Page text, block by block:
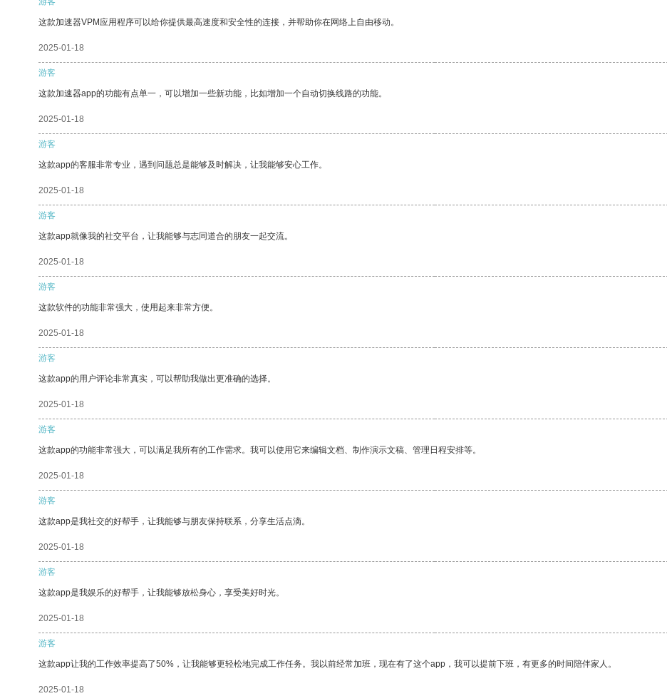
这款加速器VPM应用程序可以给你提供最高速度和安全性的连接，并帮助你在网络上自由移动。
2025-01-18
游客
这款加速器app的功能有点单一，可以增加一些新功能，比如增加一个自动切换线路的功能。
2025-01-18
游客
这款app的客服非常专业，遇到问题总是能够及时解决，让我能够安心工作。
2025-01-18
游客
这款app就像我的社交平台，让我能够与志同道合的朋友一起交流。
2025-01-18
游客
这款软件的功能非常强大，使用起来非常方便。
2025-01-18
游客
这款app的用户评论非常真实，可以帮助我做出更准确的选择。
2025-01-18
游客
这款app的功能非常强大，可以满足我所有的工作需求。我可以使用它来编辑文档、制作演示文稿、管理日程安排等。
2025-01-18
游客
这款app是我社交的好帮手，让我能够与朋友保持联系，分享生活点滴。
2025-01-18
游客
这款app是我娱乐的好帮手，让我能够放松身心，享受美好时光。
2025-01-18
游客
这款app让我的工作效率提高了50%，让我能够更轻松地完成工作任务。我以前经常加班，现在有了这个app，我可以提前下班，有更多的时间陪伴家人。
2025-01-18